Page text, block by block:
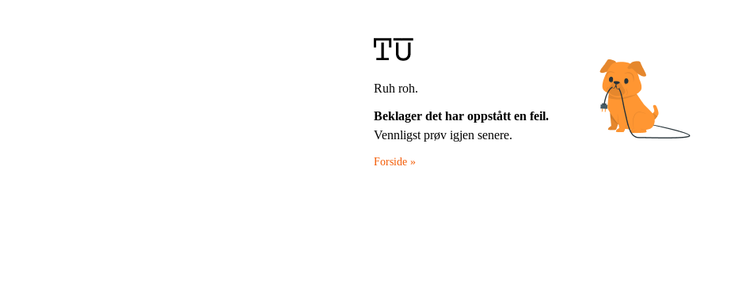
Ruh roh.
Beklager det har oppstått en feil.
Vennligst prøv igjen senere.
Forside »